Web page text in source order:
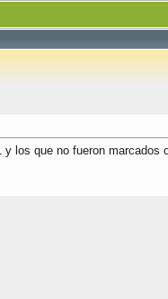
los que no fueron